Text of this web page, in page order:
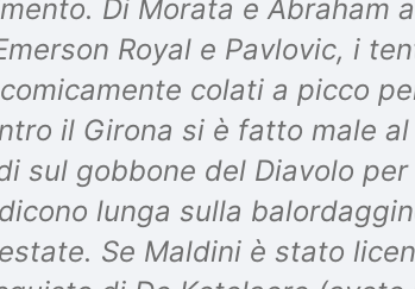
Di Morata e Abraham
Royal e Pavlovic, i
colati a picco
il Girona si è fatto male
sul gobbone del Diavolo
lunga sulla
Se Maldini è stato